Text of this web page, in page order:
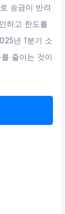
송금이 반려
하고 한도를
년 1분기 소
줄이는 것이